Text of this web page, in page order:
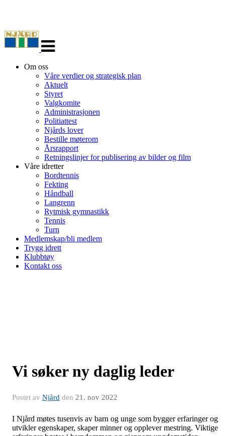
navigasjon
Om oss
Våre verdier og strategisk plan
Aktuelt
Styret
Valgkomite
Administrasjonen
Politiattest
Njårds lover
Bestille møterom
Årsrapport
Retningslinjer for publisering av bilder og film
Våre idretter
Bordtennis
Fekting
Håndball
Langrenn
Rytmisk gymnastikk
Tennis
Turn
Medlemskap/bli medlem
Trygg idrett
Klubbtøy
Kontakt oss
Vi søker ny daglig leder
Postet av Njård den 21. nov 2022
I Njård møtes tusenvis av barn og unge som bygger erfaringer og
utvikler egenskaper, skaper minner og opplever mestring. Viktige